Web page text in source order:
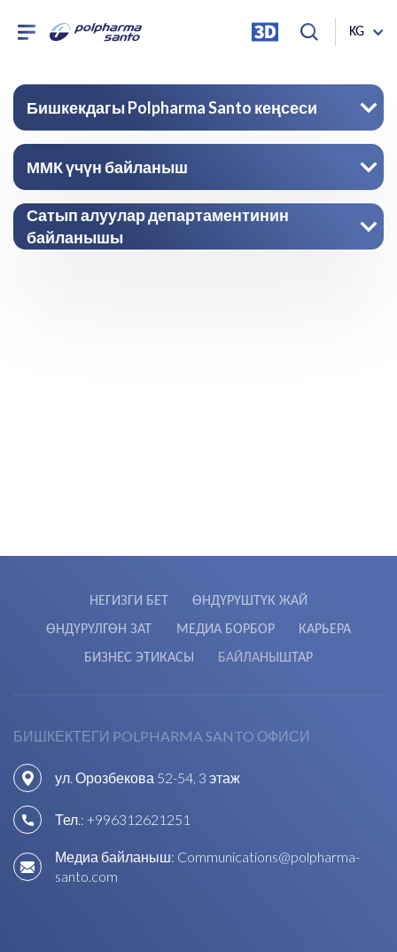
KG
Бишкекдагы Polpharma Santo кеңсеси
ММК үчүн байланыш
Сатып алуулар департаментинин
байланышы
НЕГИЗГИ БЕТ
ӨНДҮРҮШТҮК ЖАЙ
ӨНДҮРҮЛГӨН ЗАТ
МЕДИА БОРБОР
КАРЬЕРА
БИЗНЕС ЭТИКАСЫ
БАЙЛАНЫШТАР
БИШКЕКТЕГИ POLPHARMA SANTO ОФИСИ
ул. Орозбекова 52-54, 3 этаж
Тел.: +996312621251
Медиа байланыш: Communications@polpharma-
santo.com